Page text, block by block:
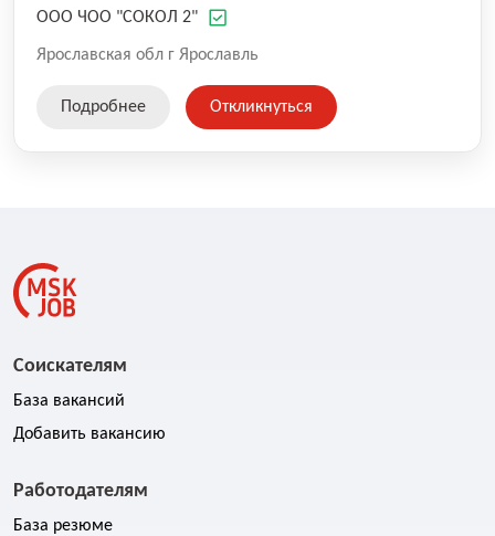
ООО ЧОО "СОКОЛ 2"
Ярославская обл г Ярославль
Подробнее Откликнуться
Соискателям
База вакансий
Добавить вакансию
Работодателям
База резюме